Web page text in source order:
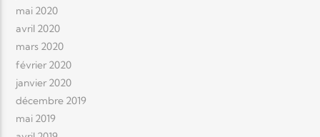
mai 2020
avril 2020
mars 2020
février 2020
janvier 2020
décembre 2019
mai 2019